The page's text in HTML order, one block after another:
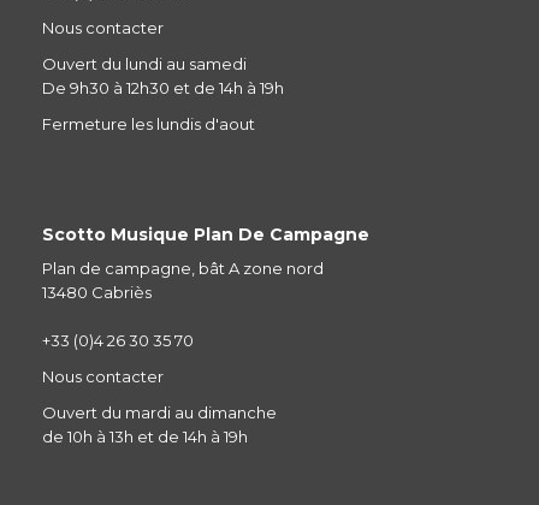
Nous contacter
Ouvert du lundi au samedi
De 9h30 à 12h30 et de 14h à 19h
Fermeture les lundis d'aout
Scotto Musique Plan De Campagne
Plan de campagne, bât A zone nord
13480 Cabriès
+33 (0)4 26 30 35 70
Nous contacter
Ouvert du mardi au dimanche
de 10h à 13h et de 14h à 19h